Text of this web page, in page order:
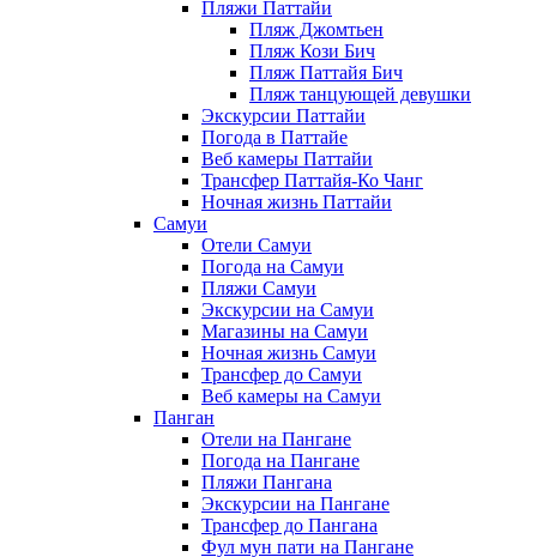
Пляжи Паттайи
Пляж Джомтьен
Пляж Кози Бич
Пляж Паттайя Бич
Пляж танцующей девушки
Экскурсии Паттайи
Погода в Паттайе
Веб камеры Паттайи
Трансфер Паттайя-Ко Чанг
Ночная жизнь Паттайи
Самуи
Отели Самуи
Погода на Самуи
Пляжи Самуи
Экскурсии на Самуи
Магазины на Самуи
Ночная жизнь Самуи
Трансфер до Самуи
Веб камеры на Самуи
Панган
Отели на Пангане
Погода на Пангане
Пляжи Пангана
Экскурсии на Пангане
Трансфер до Пангана
Фул мун пати на Пангане